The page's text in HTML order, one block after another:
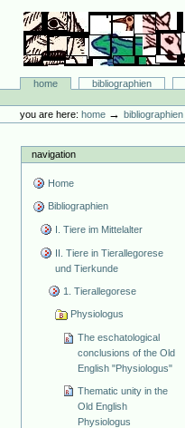
content.
navigation
Bibliographie-Portal
Sectionshome bibliographien
tools
you are here: home →bibliographien
navigation
Home
Bibliographien
I. Tiere im Mittelalter
II. Tiere in Tierallegorese
und Tierkunde
1. Tierallegorese
Physiologus
The eschatological
conclusions of the Old
English "Physiologus"
Thematic unity in the
Old English
Physiologus